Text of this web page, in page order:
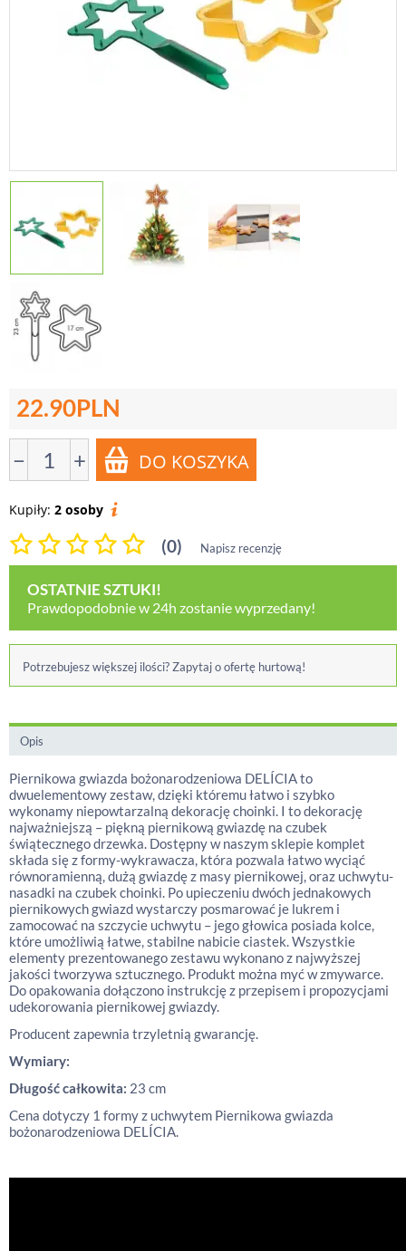
22.90PLN
− +
Kupiły: 2 osoby
(0) Napisz recenzję
OSTATNIE SZTUKI!
Prawdopodobnie w 24h zostanie wyprzedany!
Potrzebujesz większej ilości? Zapytaj o ofertę hurtową!
Opis
Piernikowa gwiazda bożonarodzeniowa DELÍCIA to
dwuelementowy zestaw, dzięki któremu łatwo i szybko
wykonamy niepowtarzalną dekorację choinki. I to dekorację
najważniejszą – piękną piernikową gwiazdę na czubek
świątecznego drzewka. Dostępny w naszym sklepie komplet
składa się z formy-wykrawacza, która pozwala łatwo wyciąć
równoramienną, dużą gwiazdę z masy piernikowej, oraz uchwytu-
nasadki na czubek choinki. Po upieczeniu dwóch jednakowych
piernikowych gwiazd wystarczy posmarować je lukrem i
zamocować na szczycie uchwytu – jego głowica posiada kolce,
które umożliwią łatwe, stabilne nabicie ciastek. Wszystkie
elementy prezentowanego zestawu wykonano z najwyższej
jakości tworzywa sztucznego. Produkt można myć w zmywarce.
Do opakowania dołączono instrukcję z przepisem i propozycjami
udekorowania piernikowej gwiazdy.
Producent zapewnia trzyletnią gwarancję.
Wymiary:
Długość całkowita: 23 cm
Cena dotyczy 1 formy z uchwytem Piernikowa gwiazda
bożonarodzeniowa DELÍCIA.